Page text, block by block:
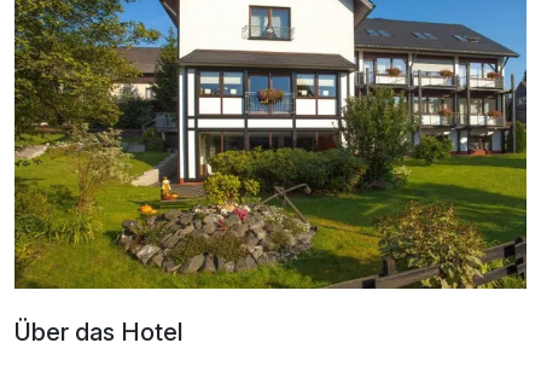
Dreibettzimmer
3 Erwachsene
Ausstattung
Zusatznächte
Über das Hotel